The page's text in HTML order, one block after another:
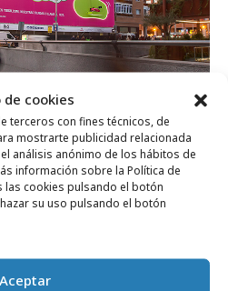
de cookies
terceros con fines técnicos, de
mostrarte publicidad relacionada
análisis anónimo de los hábitos de
información sobre la Política de
las cookies pulsando el botón
su uso pulsando el botón
Aceptar
de Yoigo y Netflix a